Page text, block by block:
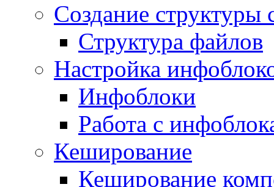
Создание структуры
Структура файлов
Настройка
Инфоблоки
Работа с
Кеширование
Кеширование